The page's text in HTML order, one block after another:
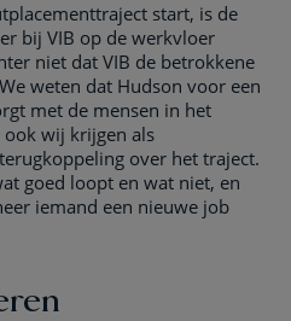
start, is de
bij VIB op de werkvloer
niet dat VIB de betrokkene
weten dat Hudson voor een
met de mensen in het
wij krijgen als
over het traject.
goed loopt en wat niet, en
iemand een nieuwe job